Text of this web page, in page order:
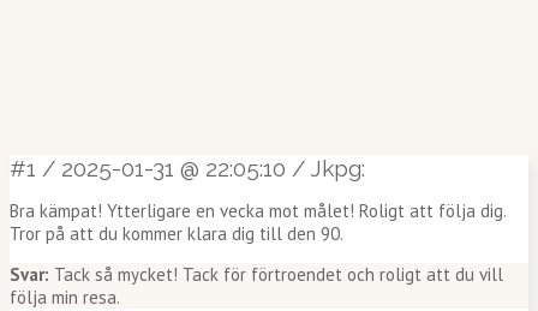
#1 / 2025-01-31 @ 22:05:10 / Jkpg:
Bra kämpat! Ytterligare en vecka mot målet! Roligt att följa dig.
Tror på att du kommer klara dig till den 90.
Svar: Tack så mycket! Tack för förtroendet och roligt att du vill
följa min resa.